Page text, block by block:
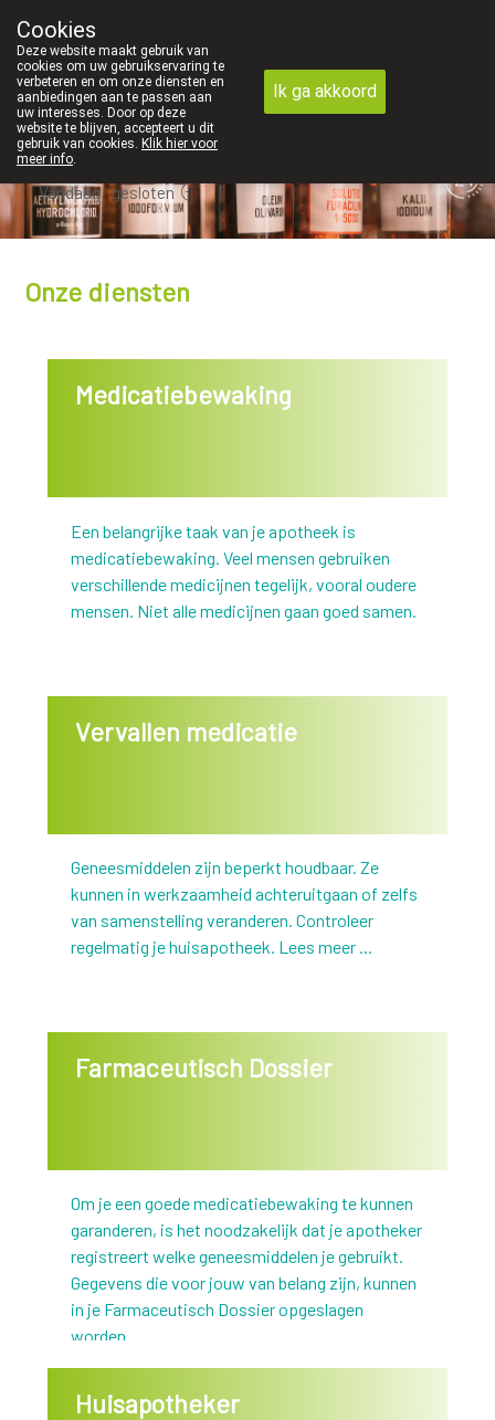
02/5135502
Vandaag gesloten
Onze diensten
Medicatiebewaking
Een belangrijke taak van je apotheek is
medicatiebewaking. Veel mensen gebruiken
verschillende medicijnen tegelijk, vooral oudere
mensen. Niet alle medicijnen gaan goed samen.
Vervallen medicatie
Geneesmiddelen zijn beperkt houdbaar. Ze
kunnen in werkzaamheid achteruitgaan of zelfs
van samenstelling veranderen. Controleer
regelmatig je huisapotheek. Lees meer ...
Farmaceutisch Dossier
Om je een goede medicatiebewaking te kunnen
garanderen, is het noodzakelijk dat je apotheker
registreert welke geneesmiddelen je gebruikt.
Gegevens die voor jouw van belang zijn, kunnen
in je Farmaceutisch Dossier opgeslagen
worden.
Huisapotheker
Cookies
Deze website maakt gebruik van
cookies om uw gebruikservaring te
verbeteren en om onze diensten en
aanbiedingen aan te passen aan
uw interesses. Door op deze
website te blijven, accepteert u dit
gebruik van cookies. Klik hier voor
meer info.
Ik ga akkoord